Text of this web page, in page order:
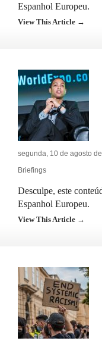
Espanhol Europeu.
View This Article →
segunda, 10 de agosto
Briefings
Desculpe, este
Espanhol Europeu.
View This Article →